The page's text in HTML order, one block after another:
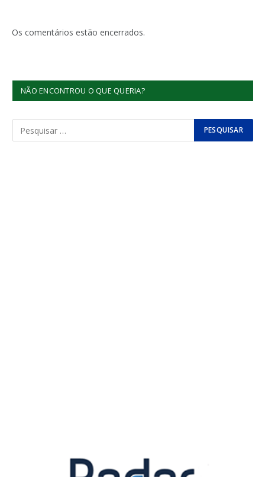
Os comentários estão encerrados.
NÃO ENCONTROU O QUE QUERIA?